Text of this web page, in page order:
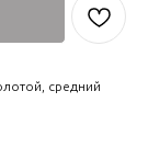
средний